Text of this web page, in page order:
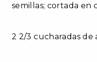
semillas; cortada en
2 2/3 cucharadas de